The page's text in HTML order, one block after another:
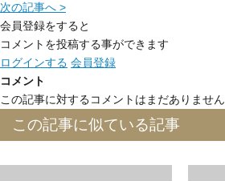
次の記事へ >
会員登録をすると
コメントを投稿する事ができます
ログインする 会員登録
コメント
この記事に対するコメントはまだありません
この記事に似ている記事